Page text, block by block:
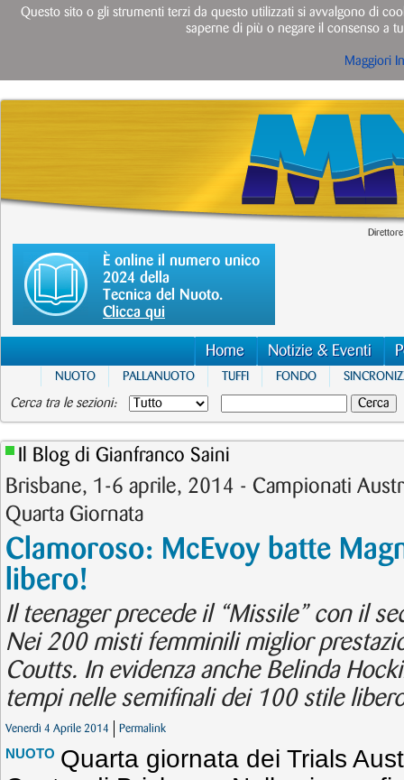
È online il numero unico
2024 della
Tecnica del Nuoto.
Clicca qui
Home Notizie & Eventi
NUOTO PALLANUOTO TUFFI FONDO
Cerca tra le sezioni:
Il Blog di Gianfranco Saini
Brisbane, 1-6 aprile, 2014 - Campionati
Quarta Giornata
Clamoroso: McEvoy batte
libero!
Il teenager precede il “Missile” con il
Nei 200 misti femminili miglior
Coutts. In evidenza anche Belinda
tempi nelle semifinali dei 100 stile
Venerdì 4 Aprile 2014 Permalink
NUOTO Quarta giornata dei Trials
Questo sito o gli strumenti terzi da questo utilizzati si avvalgono di
saperne di più o negare il consenso a
Maggiori